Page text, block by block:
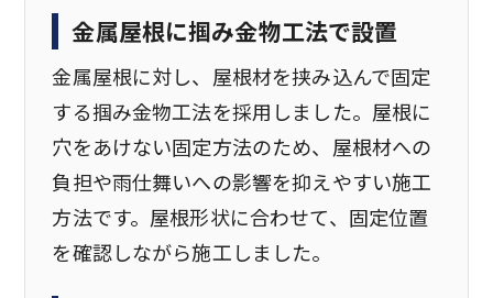
金属屋根に掴み金物工法で設置
金属屋根に対し、屋根材を挟み込んで固定
する掴み金物工法を採用しました。屋根に
穴をあけない固定方法のため、屋根材への
負担や雨仕舞いへの影響を抑えやすい施工
方法です。屋根形状に合わせて、固定位置
を確認しながら施工しました。